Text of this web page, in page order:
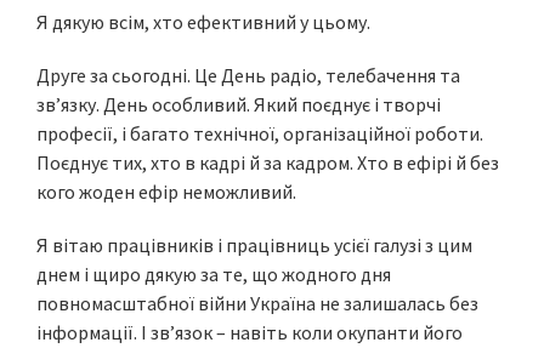
Я дякую всім, хто ефективний у цьому.
Друге за сьогодні. Це День радіо, телебачення та
звʼязку. День особливий. Який поєднує і творчі
професії, і багато технічної, організаційної роботи.
Поєднує тих, хто в кадрі й за кадром. Хто в ефірі й без
кого жоден ефір неможливий.
Я вітаю працівників і працівниць усієї галузі з цим
днем і щиро дякую за те, що жодного дня
повномасштабної війни Україна не залишалась без
інформації. І зв’язок – навіть коли окупанти його